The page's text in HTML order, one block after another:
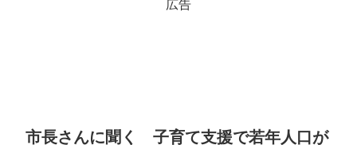
広告
市長さんに聞く 子育て支援で若年人口が